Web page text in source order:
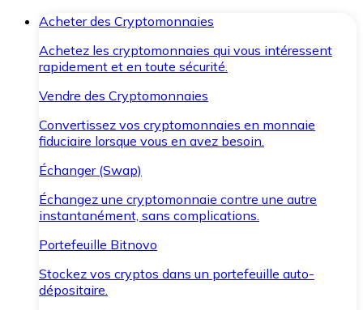
Acheter des Cryptomonnaies
Achetez les cryptomonnaies qui vous intéressent
rapidement et en toute sécurité.
Vendre des Cryptomonnaies
Convertissez vos cryptomonnaies en monnaie
fiduciaire lorsque vous en avez besoin.
Échanger (Swap)
Échangez une cryptomonnaie contre une autre
instantanément, sans complications.
Portefeuille Bitnovo
Stockez vos cryptos dans un portefeuille auto-
dépositaire.